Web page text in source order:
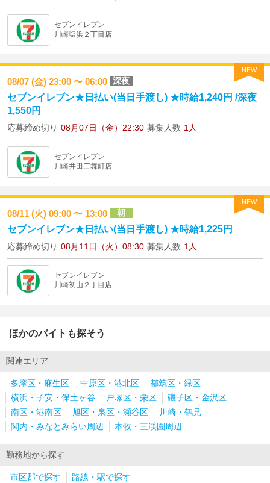
セブンイレブン
川崎塩浜２丁目店
NEW
08/07 (金) 23:00 〜 06:00 深夜
セブンイレブン★日払い(当日手渡し) ★時給1,240円 /深夜
1,550円
応募締め切り 08月07日（金）22:30 募集人数 1人
セブンイレブン
川崎井田三舞町店
NEW
08/11 (火) 09:00 〜 13:00 朝
セブンイレブン★日払い(当日手渡し) ★時給1,225円
応募締め切り 08月11日（火）08:30 募集人数 1人
セブンイレブン
川崎初山２丁目店
ほかのバイトも探そう
関連エリア
多摩区・麻生区 中原区・港北区
都筑区・緑区
横浜・子安・保土ヶ谷
戸塚区・栄区
磯子区・金沢区
南区・港南区
旭区・泉区・瀬谷区
川崎・鶴見
関内・みなとみらい周辺
本牧・三渓園周辺
勤務地から探す
市区郡で探す 路線・駅で探す